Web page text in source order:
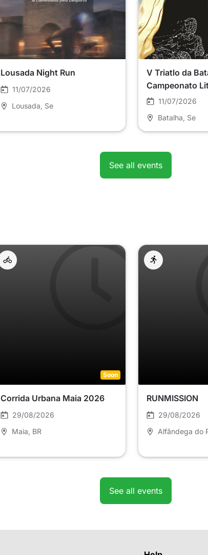
Lousada Night Run
11/07/2026
Lousada , Se
V Triatlo da
Campeonato
Centro Jovem
11/07/2026
Batalha , Se
See all events
Soon
Corrida Urbana Maia 2026
29/08/2026
Maia , BR
RUNMISSION
29/08/2026
Alfândega do
See all events